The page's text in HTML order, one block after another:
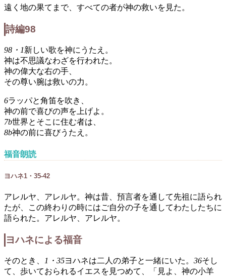
遠く地の果てまで、すべての者が神の救いを見た。
詩編98
98・1新しい歌を神にうたえ。
神は不思議なわざを行われた。
神の偉大な右の手、
その尊い腕は救いの力。
6ラッパと角笛を吹き、
神の前で喜びの声を上げよ。
7b世界とそこに住む者は、
8b神の前に喜びうたえ。
福音朗読
ヨハネ1・35-42
アレルヤ、アレルヤ。神は昔、預言者を通して先祖に語られ
たが、この終わりの時にはご自分の子を通してわたしたちに
語られた。アレルヤ、アレルヤ。
ヨハネによる福音
そのとき、 1・35ヨハネは二人の弟子と一緒にいた。 36そし
て、歩いておられるイエスを見つめて、「見よ、神の小羊